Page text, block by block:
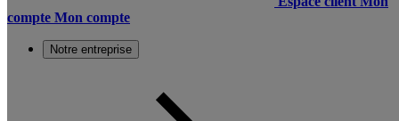
compte Mon compte
Notre entreprise